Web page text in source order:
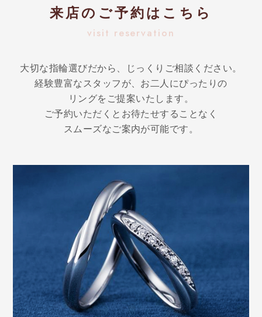
来店のご予約はこちら
visit reservation
大切な指輪選びだから、じっくりご相談ください。
経験豊富なスタッフが、お二人にぴったりの
リングをご提案いたします。
ご予約いただくとお待たせすることなく
スムーズなご案内が可能です。